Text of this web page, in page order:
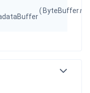
( ByteBuffer